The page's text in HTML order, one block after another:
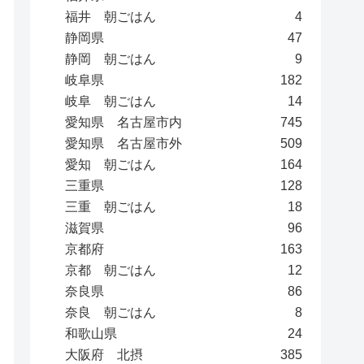
福井 朝ごはん
4
静岡県
47
静岡 朝ごはん
9
岐阜県
182
岐阜 朝ごはん
14
愛知県 名古屋市内
745
愛知県 名古屋市外
509
愛知 朝ごはん
164
三重県
128
三重 朝ごはん
18
滋賀県
96
京都府
163
京都 朝ごはん
12
奈良県
86
奈良 朝ごはん
8
和歌山県
24
大阪府 北摂
385